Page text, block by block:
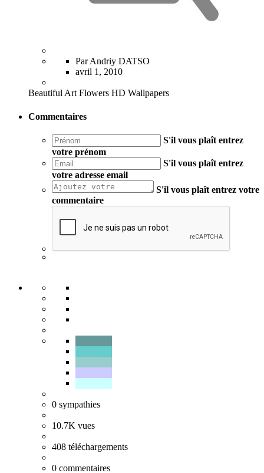
Par Andriy DATSO
avril 1, 2010
Beautiful Art Flowers HD Wallpapers
Commentaires
S'il vous plaît entrez
votre prénom
S'il vous plaît entrez
votre adresse email
S'il vous plaît entrez votre
commentaire
0 sympathies
10.7K vues
408 téléchargements
0 commentaires